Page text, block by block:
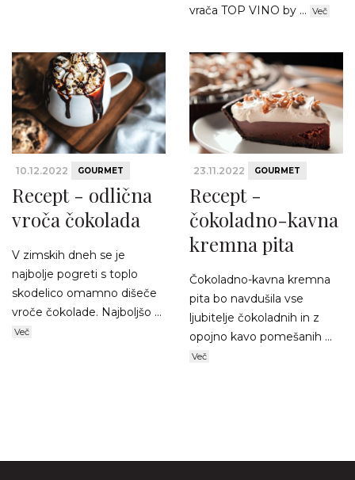
vrača TOP VINO by ... Več
10.12.2022 GOURMET
Recept - odlična
vroča čokolada
V zimskih dneh se je
najbolje pogreti s toplo
skodelico omamno dišeče
vroče čokolade. Najboljšo ...
Več
23.11.2022 GOURMET
Recept -
čokoladno-kavna
kremna pita
Čokoladno-kavna kremna
pita bo navdušila vse
ljubitelje čokoladnih in z
opojno kavo pomešanih ...
Več